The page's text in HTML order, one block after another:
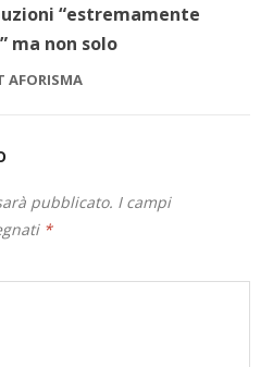
“estremamente
ma non solo
AFORISMA
pubblicato. I campi
*